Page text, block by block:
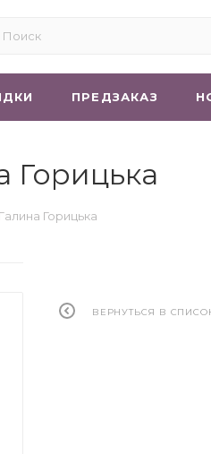
ПРЕДЗАКАЗ
Горицька
Горицька
ВЕРНУТЬСЯ В